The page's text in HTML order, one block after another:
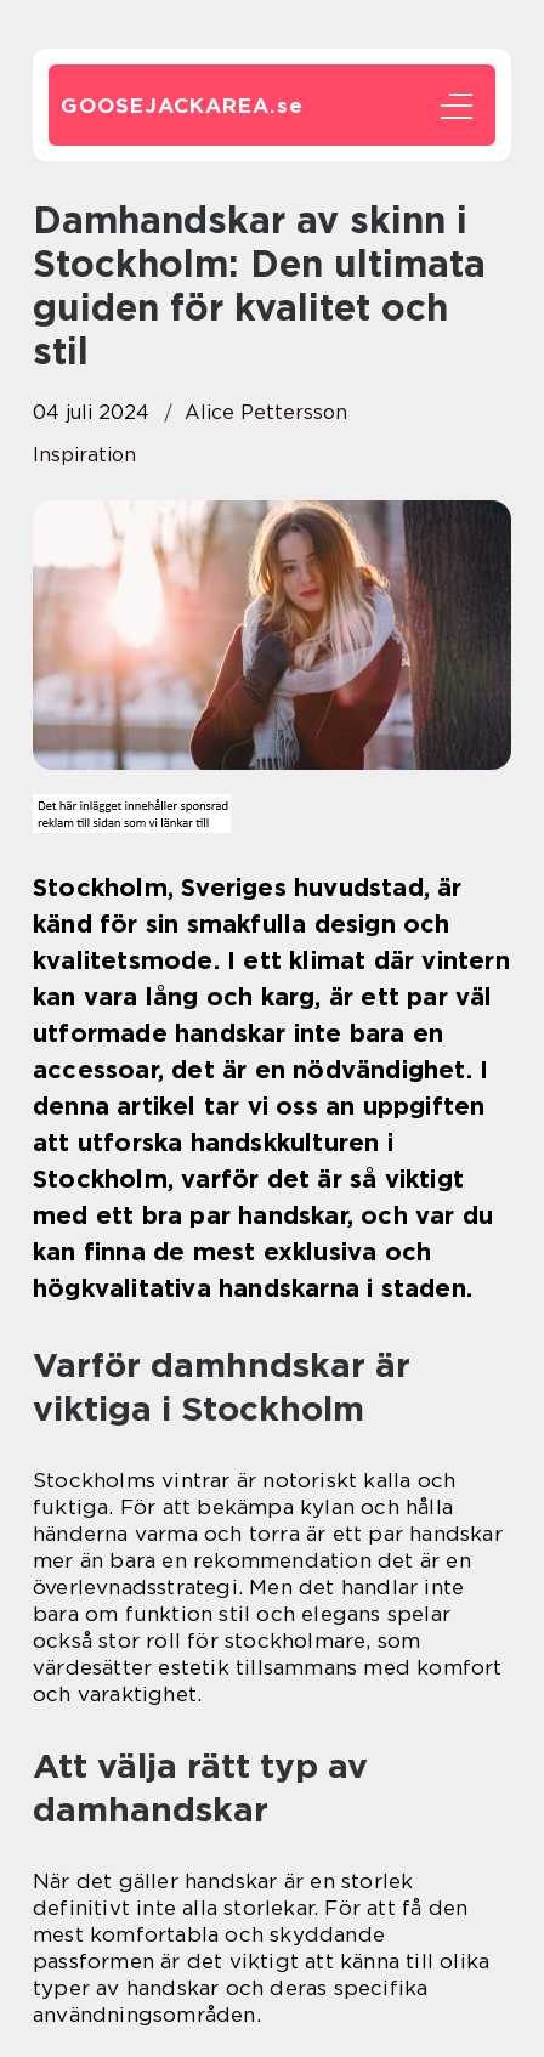
GOOSEJACKAREA.se
Damhandskar av skinn i
Stockholm: Den ultimata
guiden för kvalitet och
stil
04 juli 2024
Alice Pettersson
Inspiration
Stockholm, Sveriges huvudstad, är
känd för sin smakfulla design och
kvalitetsmode. I ett klimat där vintern
kan vara lång och karg, är ett par väl
utformade handskar inte bara en
accessoar, det är en nödvändighet. I
denna artikel tar vi oss an uppgiften
att utforska handskkulturen i
Stockholm, varför det är så viktigt
med ett bra par handskar, och var du
kan finna de mest exklusiva och
högkvalitativa handskarna i staden.
Varför damhndskar är
viktiga i Stockholm
Stockholms vintrar är notoriskt kalla och
fuktiga. För att bekämpa kylan och hålla
händerna varma och torra är ett par handskar
mer än bara en rekommendation det är en
överlevnadsstrategi. Men det handlar inte
bara om funktion stil och elegans spelar
också stor roll för stockholmare, som
värdesätter estetik tillsammans med komfort
och varaktighet.
Att välja rätt typ av
damhandskar
När det gäller handskar är en storlek
definitivt inte alla storlekar. För att få den
mest komfortabla och skyddande
passformen är det viktigt att känna till olika
typer av handskar och deras specifika
användningsområden.